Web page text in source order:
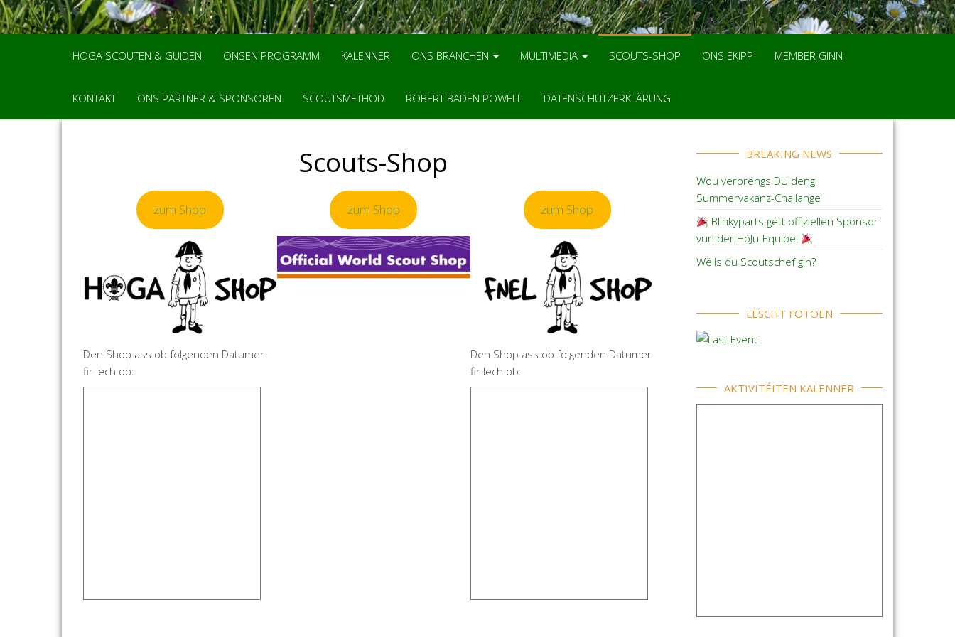
HOGA SCOUTEN & GUIDEN ONSEN PROGRAMM KALENNER ONS BRANCHEN MULTIMEDIA SCOUTS-SHOP ONS EKIPP MEMBER GINN
KONTAKT ONS PARTNER & SPONSOREN SCOUTSMETHOD ROBERT BADEN POWELL DATENSCHUTZERKLÄRUNG
Scouts-Shop
zum Shop
Den Shop ass ob folgenden Datumer
fir Iech ob:
zum Shop zum Shop
Den Shop ass ob folgenden Datumer
fir Iech ob:
BREAKING NEWS
Wou verbréngs DU deng
Summervakanz-Challange
Blinkyparts gëtt offiziellen Sponsor
vun der HoJu-Equipe!
Wëlls du Scoutschef gin?
LËSCHT FOTOEN
AKTIVITÉITEN KALENNER